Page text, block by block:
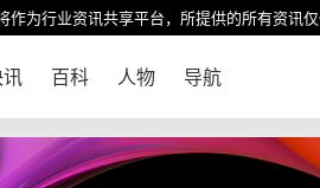
为行业资讯共享平台，所提供的所有资讯
百科 人物 导航